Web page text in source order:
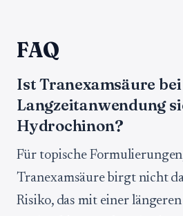
FAQ
Ist Tranexamsäure bei
Langzeitanwendung
Hydrochinon?
Für topische
Tranexamsäure birgt nicht
Risiko, das mit einer